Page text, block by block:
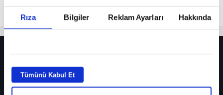
Rıza Bilgiler Reklam Ayarları Hakkında
Tümünü Kabul Et
Fenerbahçe’de sürpriz ayrılık ihtimali! Devre arasında gelmişti
Fenerbahçe’nin yeni transferi Mason Greenwood için olay sözler!